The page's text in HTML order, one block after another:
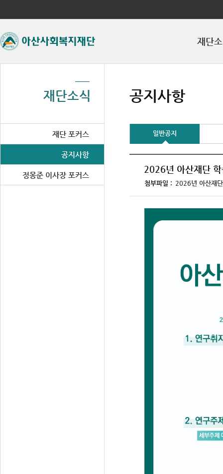
재단
재단소식
재단 포커스
공지사항
정몽준 이사장 포커스
공지사항
일반공지
2026년 아산재단
첨부파일 : 2026년 아산재